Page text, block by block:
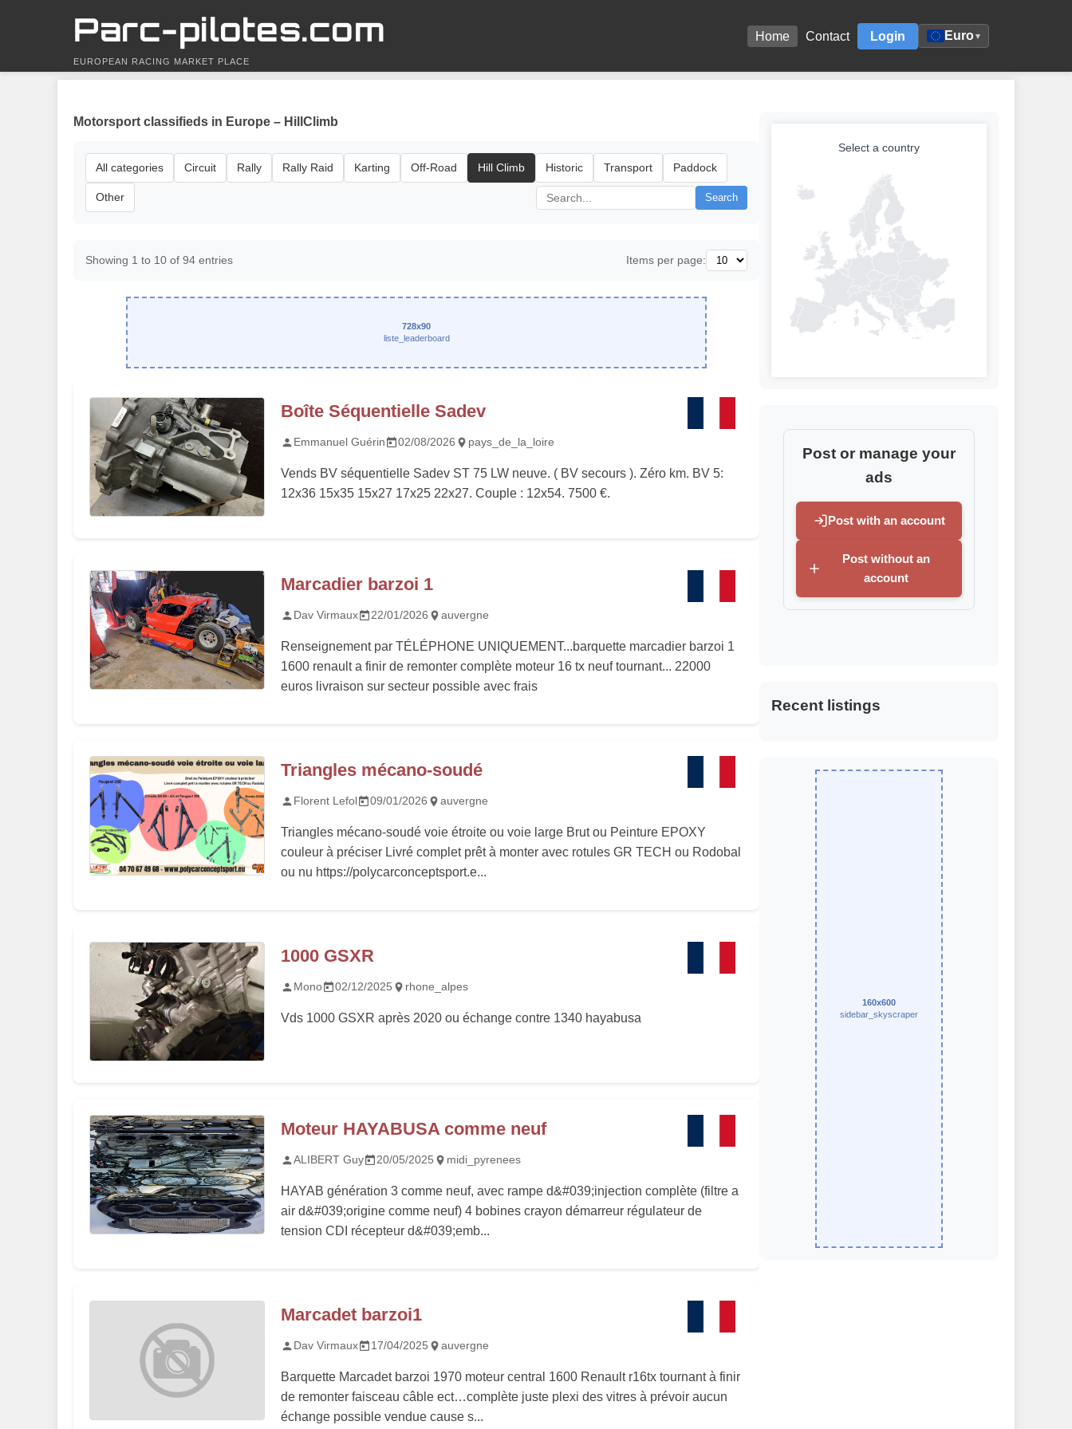
Parc-pilotes.com
EUROPEAN RACING MARKET PLACE
Home Contact Login Euro▾
Motorsport classifieds in Europe – HillClimb
All categories Circuit Rally Rally Raid Karting Off-Road Hill Climb Historic Transport Paddock
Other Search
Showing 1 to 10 of 94 entries Items per page:
728x90
liste_leaderboard
Boîte Séquentielle Sadev
Emmanuel Guérin 02/08/2026 pays_de_la_loire
Vends BV séquentielle Sadev ST 75 LW neuve. ( BV secours ). Zéro km. BV 5:
12x36 15x35 15x27 17x25 22x27. Couple : 12x54. 7500 €.
Marcadier barzoi 1
Dav Virmaux 22/01/2026 auvergne
Renseignement par TÉLÉPHONE UNIQUEMENT...barquette marcadier barzoi 1
1600 renault a finir de remonter complète moteur 16 tx neuf tournant... 22000
euros livraison sur secteur possible avec frais
Triangles mécano-soudé
Florent Lefol 09/01/2026 auvergne
Triangles mécano-soudé voie étroite ou voie large Brut ou Peinture EPOXY
couleur à préciser Livré complet prêt à monter avec rotules GR TECH ou Rodobal
ou nu https://polycarconceptsport.e...
1000 GSXR
Mono 02/12/2025 rhone_alpes
Vds 1000 GSXR après 2020 ou échange contre 1340 hayabusa
Moteur HAYABUSA comme neuf
ALIBERT Guy 20/05/2025 midi_pyrenees
HAYAB génération 3 comme neuf, avec rampe d&#039;injection complète (filtre a
air d&#039;origine comme neuf) 4 bobines crayon démarreur régulateur de
tension CDI récepteur d&#039;emb...
Marcadet barzoi1
Dav Virmaux 17/04/2025 auvergne
Barquette Marcadet barzoi 1970 moteur central 1600 Renault r16tx tournant à finir
de remonter faisceau câble ect…complète juste plexi des vitres à prévoir aucun
échange possible vendue cause s...
Select a country
Post or manage your
ads
Post with an account
Post without an
account
Recent listings
160x600
sidebar_skyscraper